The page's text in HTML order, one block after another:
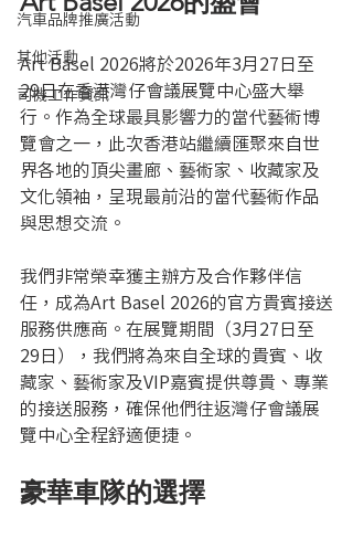
汽車品牌推廣活動
其他活動
司機工作資訊
Art Basel 2026將於2026年3月27日至
29日在香港灣仔會議展覽中心盛大舉
行。作為全球最具影響力的當代藝術博
覽會之一，此次香港站繼續匯聚來自世
界各地的頂尖畫廊、藝術家、收藏家及
文化領袖，呈現最前沿的當代藝術作品
與思想交流。
我們非常榮幸獲主辦方及合作夥伴信
任，成為Art Basel 2026的官方貴賓接送
服務供應商。在展覽期間（3月27日至
29日），我們將為來自全球的貴賓、收
藏家、藝術家及VIP嘉賓提供尊貴、專業
的接送服務，確保他們往返灣仔會議展
覽中心全程舒適便捷。
豪華車隊的選擇